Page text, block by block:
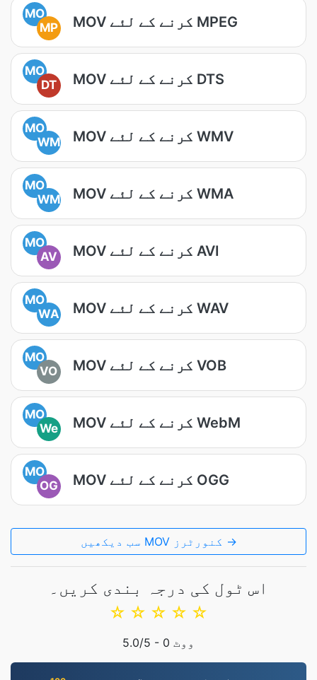
MO
MP
MOV کرنے کے لئے MPEG
MO
DT
MOV کرنے کے لئے DTS
MO
WM
MOV کرنے کے لئے WMV
MO
WM
MOV کرنے کے لئے WMA
MO
AV
MOV کرنے کے لئے AVI
MO
WA
MOV کرنے کے لئے WAV
MO
VO
MOV کرنے کے لئے VOB
MO
We
MOV کرنے کے لئے WebM
MO
OG
MOV کرنے کے لئے OGG
سب دیکھیں MOV کنورٹرز →
اس ٹول کی درجہ بندی کریں۔
☆
☆
☆
☆
☆
5.0/5 - 0 ووٹ